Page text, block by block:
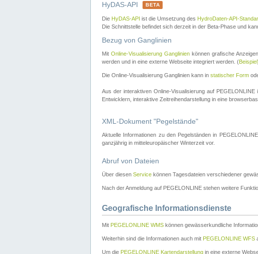
HyDAS-API BETA
Die HyDAS-API ist die Umsetzung des HydroDaten-API-
Die Schnittstelle befindet sich derzeit in der Beta-Phase und
Bezug von Ganglinien
MitOnline-Visualisierung Ganglinien können grafische
werden und in eine externe Webseite integriert werden. (Beispiel
Die Online-Visualisierung Ganglinien kann in statischer Form
Aus der interaktiven Online-Visualisierung auf
Entwicklern, interaktive Zeitreihendarstellung in eine
XML-Dokument "Pegelstände"
Aktuelle Informationen zu den Pegelständen in
ganzjährig in mitteleuropäischer Winterzeit vor.
Abruf von Dateien
Über diesen Service können Tagesdateien verschiedener
Nach der Anmeldung auf PEGELONLINE stehen weitere
Geografische Informationsdienste
Mit PEGELONLINE WMS können gewässerkundliche
Weiterhin sind die Informationen auch mit PEGELONLINE WFS
Um die PEGELONLINE Kartendarstellung in eine externe